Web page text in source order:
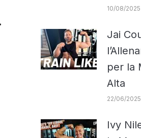
10/08/2025
Jai
per la
Alta
22/06/2025
Ivy